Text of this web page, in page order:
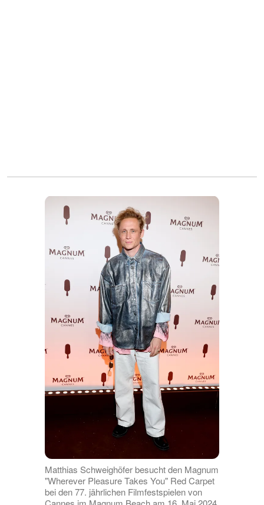
Matthias Schweighöfer besucht den Magnum
"Wherever Pleasure Takes You" Red Carpet
bei den 77. jährlichen Filmfestspielen von